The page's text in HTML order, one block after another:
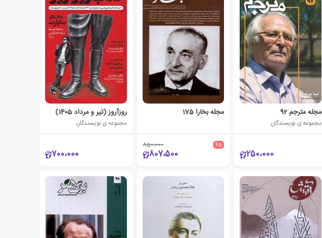
مجله مترجم 92
مجموعه ی نویسندگان
250،000
مجله بخارا 175
٪5 850،000
807،500
روزآروز (تیر و مرداد 1405)
مجموعه ی نویسندگان
700،000